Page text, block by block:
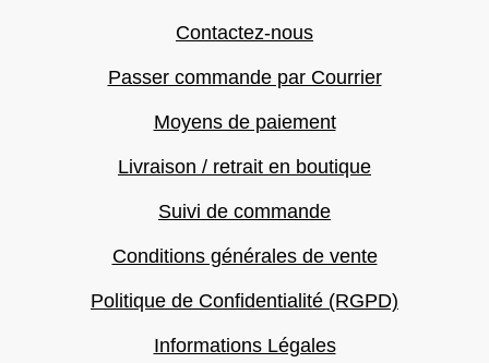
Contactez-nous
Passer commande par Courrier
Moyens de paiement
Livraison / retrait en boutique
Suivi de commande
Conditions générales de vente
Politique de Confidentialité (RGPD)
Informations Légales